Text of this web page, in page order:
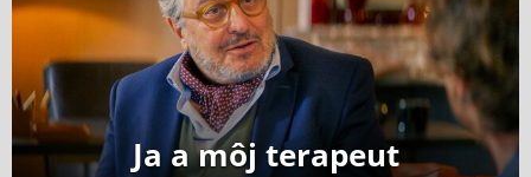
Ja a môj terapeut